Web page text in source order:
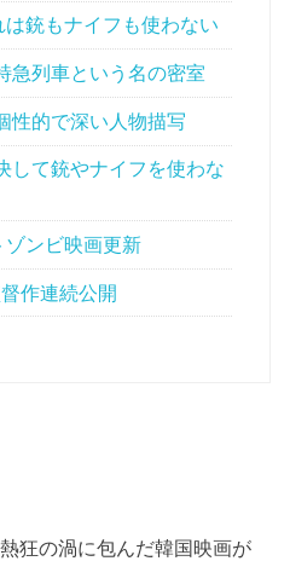
銃もナイフも使わない
急列車という名の密室
性的で深い人物描写
して銃やナイフを使わな
ゾンビ映画更新
作連続公開
狂の渦に包んだ韓国映画が